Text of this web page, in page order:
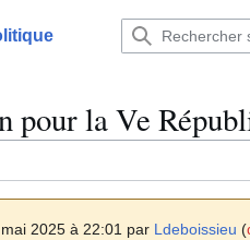
pour la Ve
2025 à 22:01 par Ldeboissieu (